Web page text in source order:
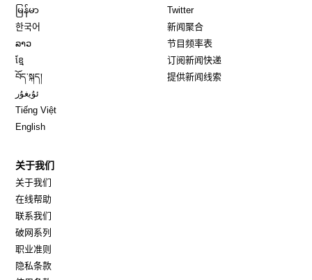
မြန်မာ
한국어
ລາວ
ខ្មែ
བོད་སྐད།
ئۇيغۇر
Tiếng Việt
English
TwitterOpens in new window
新闻聚合
节目频率表
订阅新闻快递
提供新闻线索
关于我们
关于我们
在线帮助
联系我们
破网系列
职业准则
隐私条款